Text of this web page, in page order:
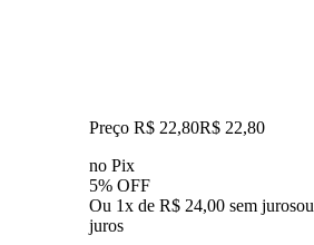
Preço R$ 22,80R$ 22,80
no Pix
5% OFF
Ou 1x de R$ 24,00 sem jurosou
juros